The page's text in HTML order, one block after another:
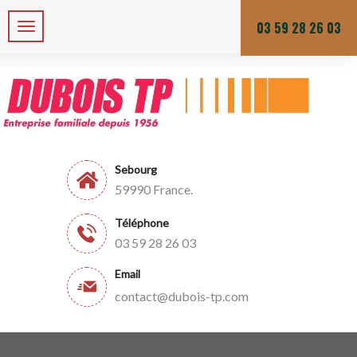
Zone de chalandises ou d’intervention : 25 KM Du lundi au vendredi
Sebourg
59990 France.
Téléphone
03 59 28 26 03
Email
contact@dubois-tp.com
03 59 28 26 03